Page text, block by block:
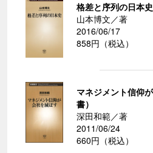
格差と序列の日本
山本博文／著
2016/06/17
858円（税込）
マネジメント信仰
書）
深田和範／著
2011/06/24
660円（税込）